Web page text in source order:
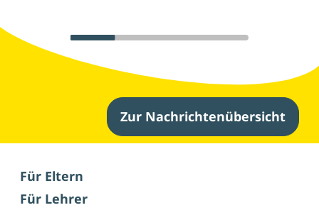
Zur Nachrichtenübersicht
Weitere Nachrichten
Für Eltern
Für Lehrer